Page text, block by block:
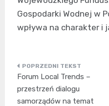
Gospodarki Wodnej w
wpływa na charakter i
Nawigacja
wpisu
Forum Local Trends –
przestrzeń dialogu
samorządów na temat